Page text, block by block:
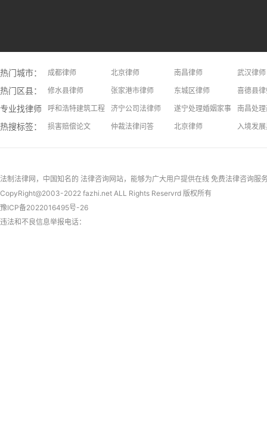
热门城市： 成都律师 北京律师 南昌律师
武汉律师
长沙律师
上饶律师 大连律师 长春律师
热门区县： 修水县律师 张家港市律师 东城区律师 喜德县
专业找律师：呼和浩特建筑工程律师济宁公司法律师 遂宁处理婚姻家事问题律师
南昌处
安庆处理假释问题律师焦作处理二手房问题律师青岛处理不正当竞争问题律师
厦门交
热搜标签： 损害赔偿论文 仲裁法律问答 北京律师
入境发
法制法律网 ，中国知名的 法律咨询网站，能够为广大用户提供在线 免费法律咨询服
CopyRight@2003-2022 fazhi.net ALL Rights Reservrd 版权所有
豫ICP备2022016495号-26
违法和不良信息举报电话：